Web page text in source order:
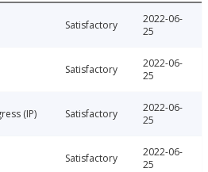
Satisfactory
2022-06-
25
Satisfactory
2022-06-
25
(IP) Satisfactory
2022-06-
25
Satisfactory
2022-06-
25